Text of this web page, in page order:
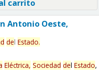
carrito
Antonio Oeste,
del Estado.
Eléctrica, Sociedad del Estado,